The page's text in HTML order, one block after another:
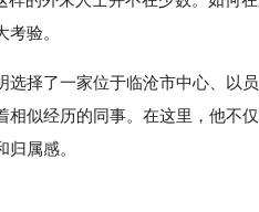
验。
选择了一家位于临沧市中心、以
相似经历的同事。在这里，他不
属感。